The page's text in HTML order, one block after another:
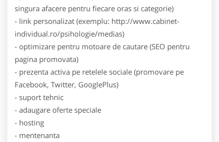
singura afacere pentru fiecare oras si categorie)
- link personalizat (exemplu: http://www.cabinet-
individual.ro/psihologie/medias)
- optimizare pentru motoare de cautare (SEO pentru
pagina promovata)
- prezenta activa pe retelele sociale (promovare pe
Facebook, Twitter, GooglePlus)
- suport tehnic
- adaugare oferte speciale
- hosting
- mentenanta